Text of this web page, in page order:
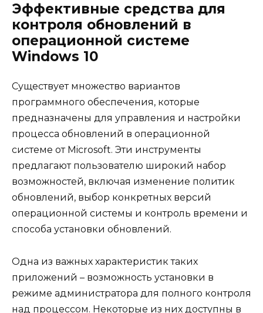
Эффективные средства для
контроля обновлений в
операционной системе
Windows 10
Существует множество вариантов
программного обеспечения, которые
предназначены для управления и настройки
процесса обновлений в операционной
системе от Microsoft. Эти инструменты
предлагают пользователю широкий набор
возможностей, включая изменение политик
обновлений, выбор конкретных версий
операционной системы и контроль времени и
способа установки обновлений.
Одна из важных характеристик таких
приложений – возможность установки в
режиме администратора для полного контроля
над процессом. Некоторые из них доступны в